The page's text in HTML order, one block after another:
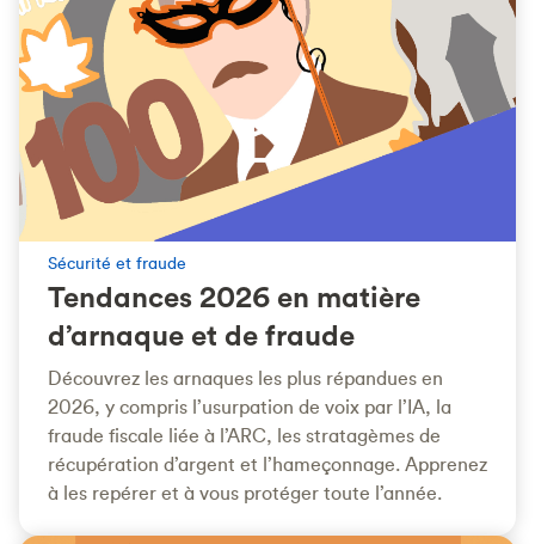
Sécurité et fraude
Tendances 2026 en matière
d’arnaque et de fraude
Découvrez les arnaques les plus répandues en
2026, y compris l’usurpation de voix par l’IA, la
fraude fiscale liée à l’ARC, les stratagèmes de
récupération d’argent et l’hameçonnage. Apprenez
à les repérer et à vous protéger toute l’année.